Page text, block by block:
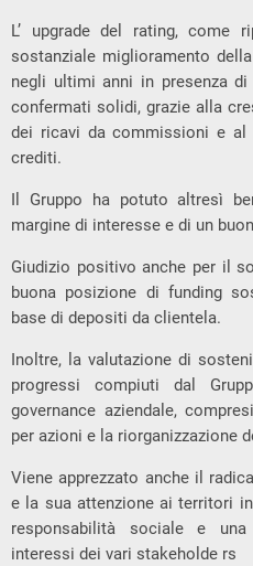
L’ upgrade del rating, come
sostanziale miglioramento
negli ultimi anni in presenza
confermati solidi, grazie alla
dei ricavi da commissioni e al
crediti.
Il Gruppo ha potuto altresì
margine di interesse e di un
Giudizio positivo anche per il
buona posizione di funding
base di depositi da clientela.
Inoltre, la valutazione di
progressi compiuti dal
governance aziendale,
per azioni e la riorganizzazione
Viene apprezzato anche il
e la sua attenzione ai territori
responsabilità sociale e
interessi dei vari stakeholde rs